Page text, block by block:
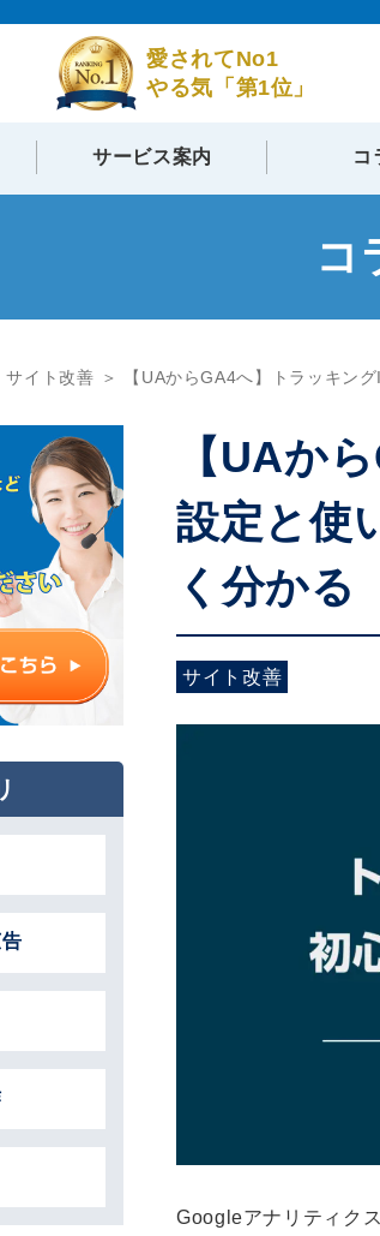
愛されてNo1
やる気「第1位」
サービス案内 コ
コ
サイト改善 【UAからGA4へ】トラッキン
【UAか
設定と使
く分かる
サイト改善
Googleアナリティク